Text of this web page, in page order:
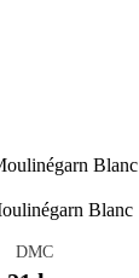
Blanc
DMC